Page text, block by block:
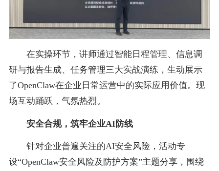
在实操环节，讲师通过智能日程管理、信息调
研与报告生成、任务管理三大实战演练，生动展示
了OpenClaw在企业日常运营中的实际应用价值。现
场互动踊跃，气氛热烈。
安全合规，筑牢企业AI防线
针对企业普遍关注的AI安全风险，活动专
设“OpenClaw安全风险及防护方案”主题分享，围绕